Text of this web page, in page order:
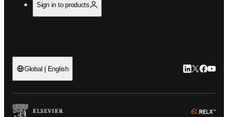
Sign in to products
Global | English LinkedIn 新
Twitter 新